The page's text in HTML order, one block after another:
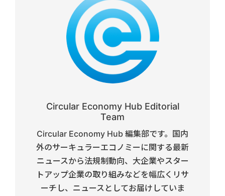
Circular Economy Hub Editorial
Team
Circular Economy Hub 編集部です。国内
外のサーキュラーエコノミーに関する最新
ニュースから法規制動向、大企業やスター
トアップ企業の取り組みなどを幅広くリサ
ーチし、ニュースとしてお届けしていま